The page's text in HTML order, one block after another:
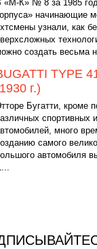
«М-К» № 8 за 1985 год
начинающие
узнали, как
создать весьма
TYPE
г.)
Бугатти, кроме
спортивных
много
самого
автомобиля